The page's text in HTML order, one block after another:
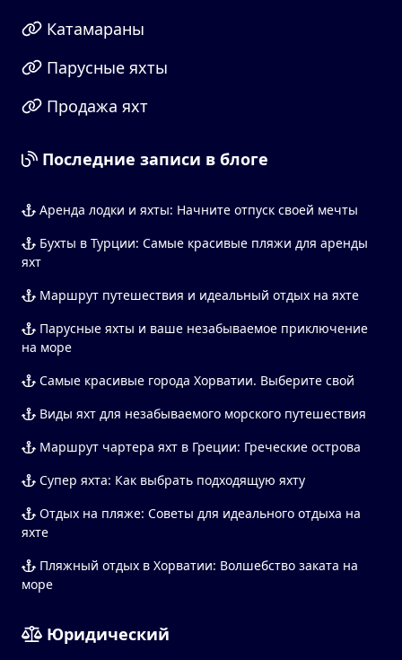
Катамараны
Парусные яхты
Продажа яхт
Последние записи в блоге
Аренда лодки и яхты: Начните отпуск своей мечты
Бухты в Турции: Самые красивые пляжи для аренды
яхт
Маршрут путешествия и идеальный отдых на яхте
Парусные яхты и ваше незабываемое приключение
на море
Самые красивые города Хорватии. Выберите свой
Виды яхт для незабываемого морского путешествия
Маршрут чартера яхт в Греции: Греческие острова
Супер яхта: Как выбрать подходящую яхту
Отдых на пляже: Советы для идеального отдыха на
яхте
Пляжный отдых в Хорватии: Волшебство заката на
море
Юридический